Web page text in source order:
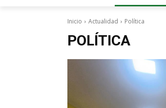
Inicio Actualidad Política
POLÍTICA